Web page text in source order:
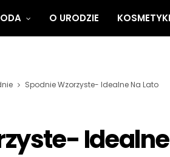
O URODZIE KOSMETYKI
Spodnie Wzorzyste- Idealne Na Lato